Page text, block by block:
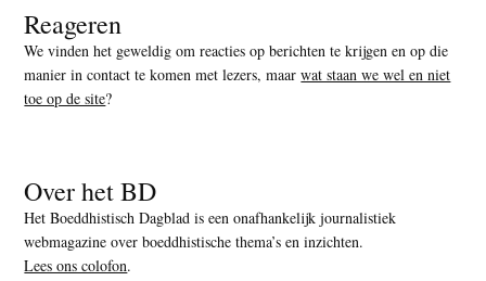
Reageren
We vinden het geweldig om reacties op berichten te krijgen en op die
manier in contact te komen met lezers, maarwat staan we wel en niet
toe op de site?
Over het BD
Het Boeddhistisch Dagblad is een onafhankelijk journalistiek
webmagazine over boeddhistische thema’s en inzichten.
Lees ons colofon.